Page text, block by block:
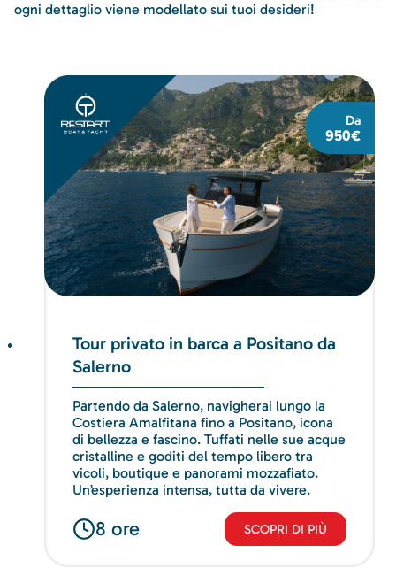
ogni dettaglio viene modellato sui tuoi desideri!
Da
950€
Tour privato in barca a Positano da
Salerno
Partendo da Salerno, navigherai lungo la
Costiera Amalfitana fino a Positano, icona
di bellezza e fascino. Tuffati nelle sue acque
cristalline e goditi del tempo libero tra
vicoli, boutique e panorami mozzafiato.
Un’esperienza intensa, tutta da vivere.
8 ore SCOPRI DI PIÙ